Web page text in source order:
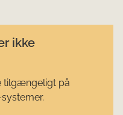
ikke
tilgængeligt på